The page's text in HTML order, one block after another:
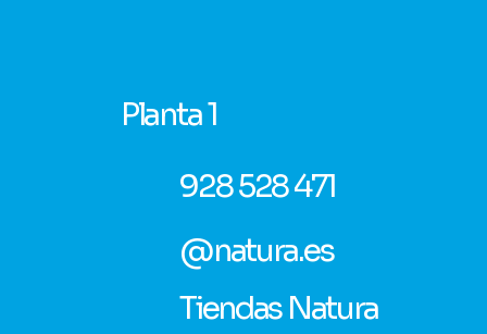
Planta 1
928 528 471
@natura.es
Tiendas Natura